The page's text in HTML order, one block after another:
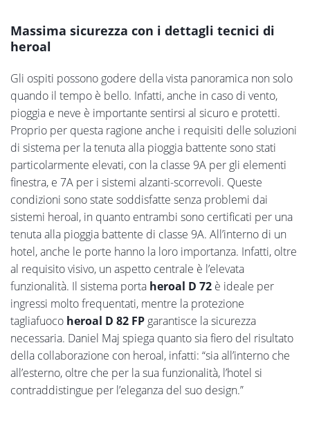
Massima sicurezza con i dettagli tecnici di
heroal
Gli ospiti possono godere della vista panoramica non solo
quando il tempo è bello. Infatti, anche in caso di vento,
pioggia e neve è importante sentirsi al sicuro e protetti.
Proprio per questa ragione anche i requisiti delle soluzioni
di sistema per la tenuta alla pioggia battente sono stati
particolarmente elevati, con la classe 9A per gli elementi
finestra, e 7A per i sistemi alzanti-scorrevoli. Queste
condizioni sono state soddisfatte senza problemi dai
sistemi heroal, in quanto entrambi sono certificati per una
tenuta alla pioggia battente di classe 9A. All’interno di un
hotel, anche le porte hanno la loro importanza. Infatti, oltre
al requisito visivo, un aspetto centrale è l’elevata
funzionalità. Il sistema porta heroal D 72 è ideale per
ingressi molto frequentati, mentre la protezione
tagliafuoco heroal D 82 FP garantisce la sicurezza
necessaria. Daniel Maj spiega quanto sia fiero del risultato
della collaborazione con heroal, infatti: “sia all’interno che
all’esterno, oltre che per la sua funzionalità, l’hotel si
contraddistingue per l’eleganza del suo design.”